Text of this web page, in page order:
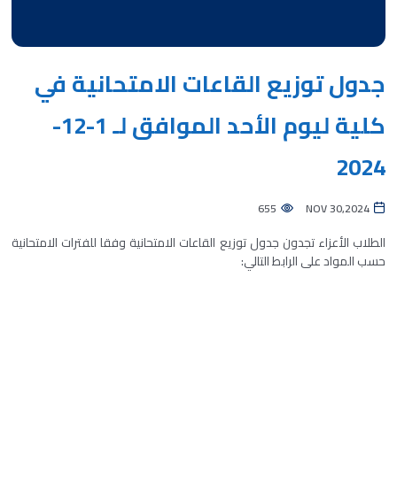
جدول توزيع القاعات الامتحانية في
كلية ليوم الأحد الموافق لـ 1-12-
2024
NOV 30,2024
655
الطلاب الأعزاء تجدون جدول توزيع القاعات الامتحانية وفقا للفترات الامتحانية
حسب المواد على الرابط التالي: